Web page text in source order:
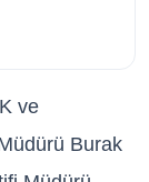
ve
Burak